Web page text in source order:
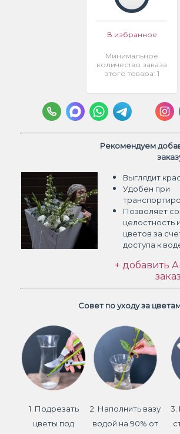
В избранное
Минимальное
количество заказа
этого товара: 1
Рекомендуем
Выглядит
Удобен при
Позволяет
целостность
цветов за
доступа к
+ добавить
Совет по уходу за
1. Подрезать
цветы под
2. Наполнить вазу
водой на 90% от
3.